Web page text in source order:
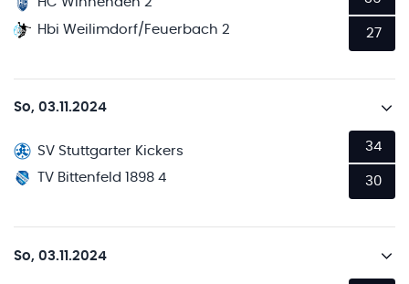
Hbi Weilimdorf/Feuerbach 2
27
So, 03.11.2024
SV Stuttgarter Kickers
TV Bittenfeld 1898 4
34
30
So, 03.11.2024